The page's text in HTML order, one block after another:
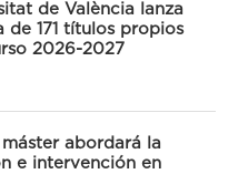
de València lanza
de 171 títulos propios
2026-2027
abordará la
e intervención en